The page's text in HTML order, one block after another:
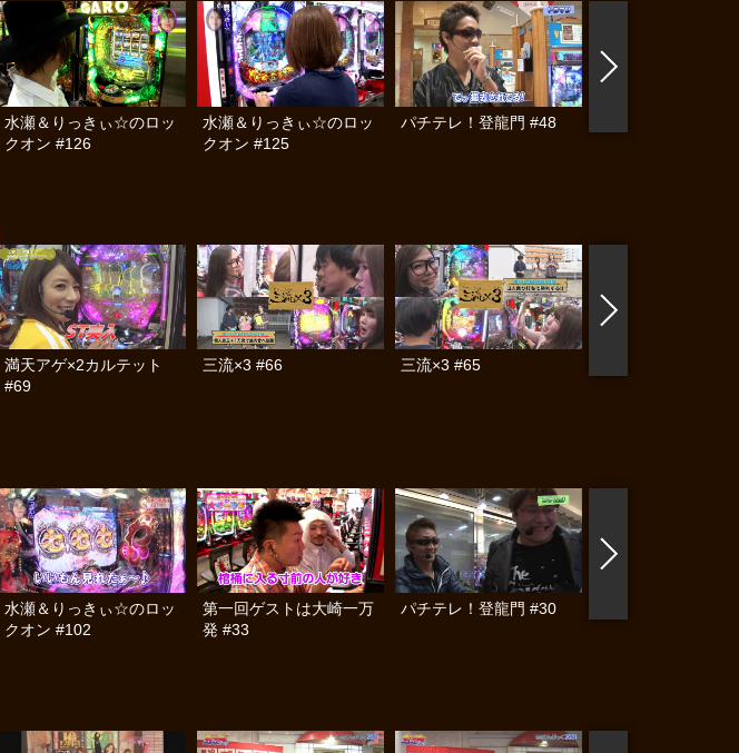
水瀬＆りっきぃ☆のロッ
クオン #126
水瀬＆りっきぃ☆のロッ
クオン #125
パチテレ！登龍門 #48
満天アゲ×2カルテット
#69
三流×3 #66 三流×3 #65
水瀬＆りっきぃ☆のロッ
クオン #102
第一回ゲストは大崎一万
発 #33
パチテレ！登龍門 #30